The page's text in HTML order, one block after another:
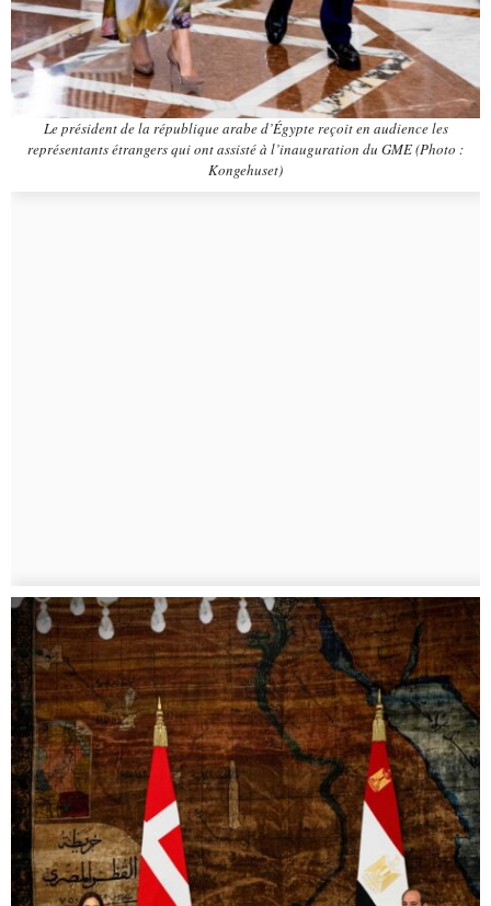
Le président de la république arabe d’Égypte reçoit en audience les
représentants étrangers qui ont assisté à l’inauguration du GME (Photo :
Kongehuset)